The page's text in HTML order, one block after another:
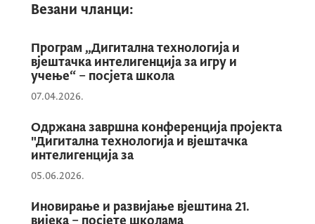
наставници/це улажу изузетан труд и рад
технологијама и наставним методама.
Везани чланци:
Програм „Дигитална технологија и
вјештачка интелигенција за игру и
учење“ – посјета школа
07.04.2026.
Одржана завршна конференција пројекта
"Дигитална технологија и вјештачка
интелигенција за
05.06.2026.
Иновирање и развијање вјештина 21.
вијека – посјете школама